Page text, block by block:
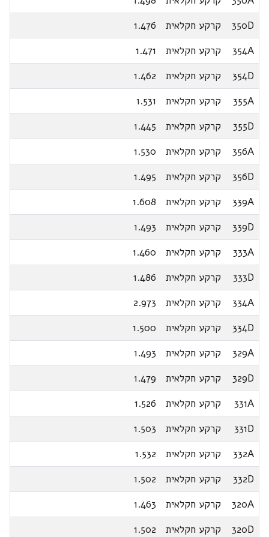
350D
קרקע חקלאית
1.476
354A
קרקע חקלאית
1.471
354D
קרקע חקלאית
1.462
355A
קרקע חקלאית
1.531
355D
קרקע חקלאית
1.445
356A
קרקע חקלאית
1.530
356D
קרקע חקלאית
1.495
339A
קרקע חקלאית
1.608
339D
קרקע חקלאית
1.493
333A
קרקע חקלאית
1.460
333D
קרקע חקלאית
1.486
334A
קרקע חקלאית
2.973
334D
קרקע חקלאית
1.500
329A
קרקע חקלאית
1.493
329D
קרקע חקלאית
1.479
331A
קרקע חקלאית
1.526
331D
קרקע חקלאית
1.503
332A
קרקע חקלאית
1.532
332D
קרקע חקלאית
1.502
320A
קרקע חקלאית
1.463
320D
קרקע חקלאית
1.502